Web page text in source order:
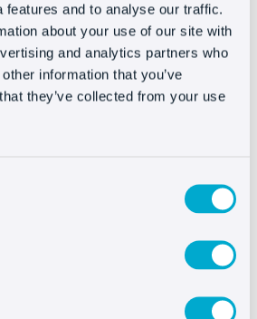
features and to analyse our traffic.
about your use of our site with
and analytics partners who
information that you’ve
they’ve collected from your use
Oct8ne es muy
fácil